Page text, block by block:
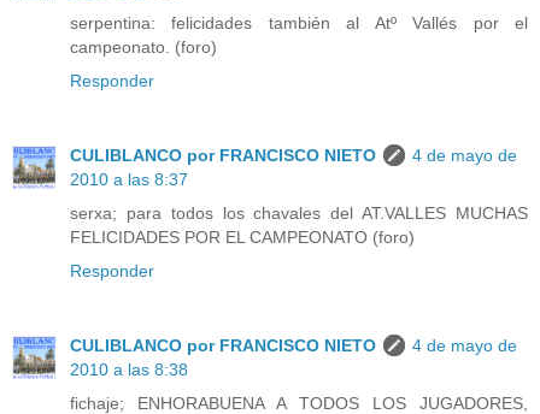
serpentina: felicidades también al Atº Vallés por el
campeonato. (foro)
Responder
CULIBLANCO por FRANCISCO NIETO
4 de mayo de
2010 a las 8:37
serxa; para todos los chavales del AT.VALLES MUCHAS
FELICIDADES POR EL CAMPEONATO (foro)
Responder
CULIBLANCO por FRANCISCO NIETO
4 de mayo de
2010 a las 8:38
fichaje; ENHORABUENA A TODOS LOS JUGADORES,